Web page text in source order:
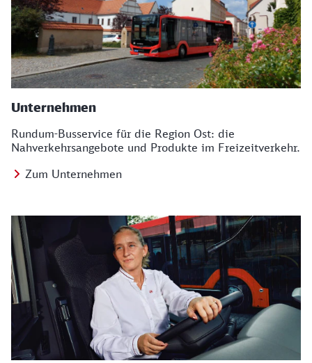
Unternehmen
Rundum-Busservice für die Region Ost: die
Nahverkehrsangebote und Produkte im Freizeitverkehr.
Zum Unternehmen